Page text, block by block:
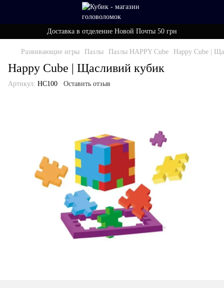
Доставка в отделение Новой Почты 50 грн
Развивающие игры Пазлы Пазлы HAPPY Cube Happy Cube |
Happy Cube | Щасливий кубик
Артикул: HC100 Оставить отзыв